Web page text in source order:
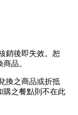
銷後即失效。恕
品。
換之商品或折抵
購之餐點則不在此